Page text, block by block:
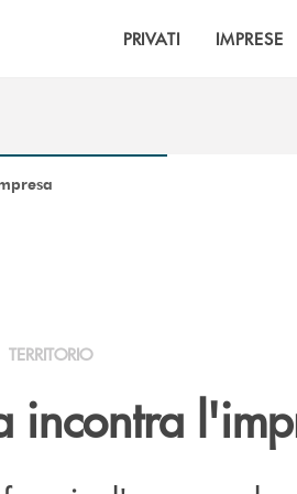
PRIVATI IMPRESE
TERRITORIO
incontra